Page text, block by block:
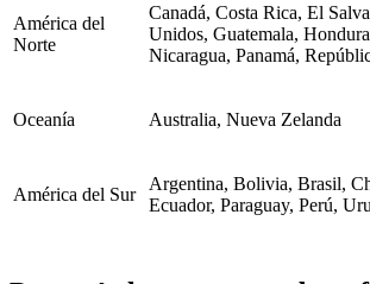
América del
Norte
Canadá, Costa Rica, El
Unidos, Guatemala,
Nicaragua, Panamá,
Oceanía Australia, Nueva Zelanda
América del Sur
Argentina, Bolivia, Brasil,
Ecuador, Paraguay, Perú,